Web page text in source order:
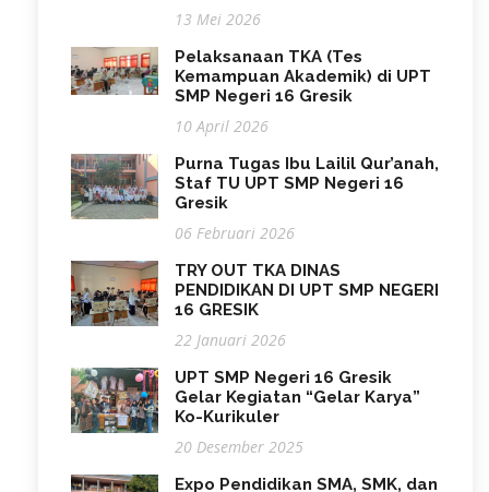
13 Mei 2026
Pelaksanaan TKA (Tes
Kemampuan Akademik) di UPT
SMP Negeri 16 Gresik
10 April 2026
Purna Tugas Ibu Lailil Qur’anah,
Staf TU UPT SMP Negeri 16
Gresik
06 Februari 2026
TRY OUT TKA DINAS
PENDIDIKAN DI UPT SMP NEGERI
16 GRESIK
22 Januari 2026
UPT SMP Negeri 16 Gresik
Gelar Kegiatan “Gelar Karya”
Ko-Kurikuler
20 Desember 2025
Expo Pendidikan SMA, SMK, dan